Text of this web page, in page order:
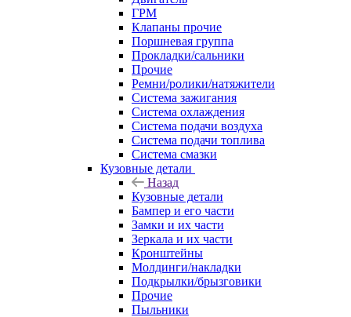
ГРМ
Клапаны прочие
Поршневая группа
Прокладки/сальники
Прочие
Ремни/ролики/натяжители
Система зажигания
Система охлаждения
Система подачи воздуха
Система подачи топлива
Система смазки
Кузовные детали
Назад
Кузовные детали
Бампер и его части
Замки и их части
Зеркала и их части
Кронштейны
Молдинги/накладки
Подкрылки/брызговики
Прочие
Пыльники